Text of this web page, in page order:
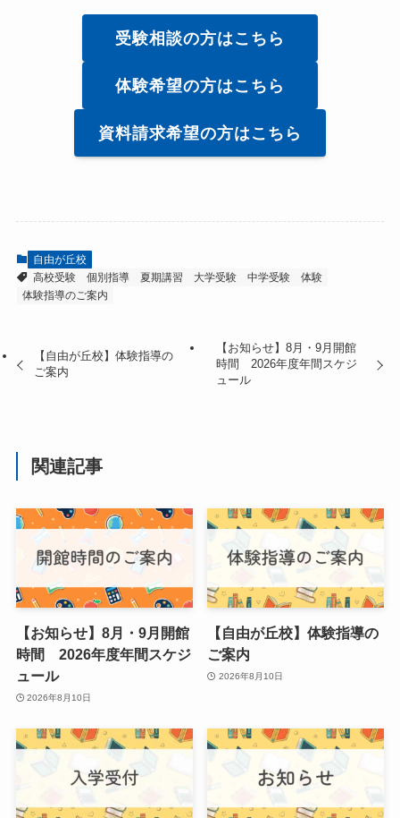
受験相談の方はこちら
体験希望の方はこちら
資料請求希望の方はこちら
自由が丘校
高校受験
個別指導 夏期講習 大学受験 中学受験
体験
体験指導のご案内
【自由が丘校】体験指導の
ご案内
【お知らせ】8月・9月開館
時間 2026年度年間スケジ
ュール
関連記事
【お知らせ】8月・9月開館
時間 2026年度年間スケジ
ュール
2026年8月10日
【自由が丘校】体験指導の
ご案内
2026年8月10日